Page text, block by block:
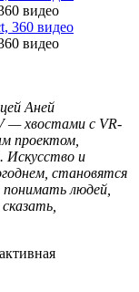
видео
видео
Аней
— хвостами с VR-
проектом,
Искусство и
становятся
понимать людей,